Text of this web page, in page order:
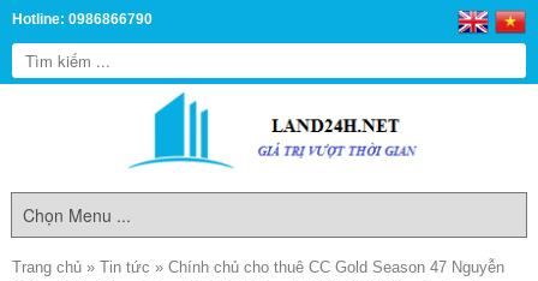
Hotline: 0986866790
Trang chủ » Tin tức » Chính chủ cho thuê CC Gold Season 47 Nguyễn